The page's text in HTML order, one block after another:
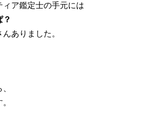
ア鑑定士の手元には
？
ありました。